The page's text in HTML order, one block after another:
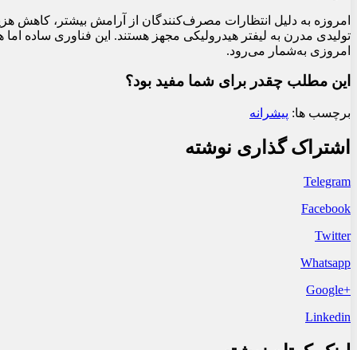
امروزه به دلیل انتظارات مصرف‌کنندگان از آرامش بیشتر، کاهش
تولیدی مدرن به لیفتر هیدرولیکی مجهز هستند. این فناوری ساده
امروزی به‌شمار می‌رود.
این مطلب چقدر برای شما مفید بود؟
برچسب ها: پیشرانه
اشتراک گذاری نوشته
Telegram
Facebook
Twitter
Whatsapp
+Google
Linkedin